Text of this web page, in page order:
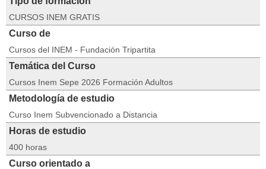
CURSOS INEM GRATIS
Curso de
Cursos del INEM - Fundación Tripartita
Temática del Curso
Cursos Inem Sepe 2026 Formación Adultos
Metodología de estudio
Curso Inem Subvencionado a Distancia
Horas de estudio
400 horas
Curso orientado a